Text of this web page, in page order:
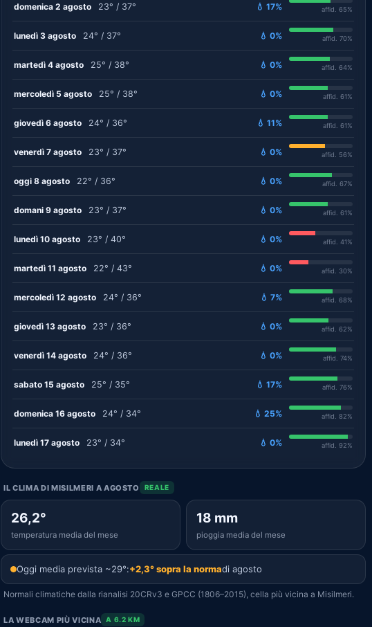
domenica 2 agosto 23° / 37° 💧 17% affid. 65%
lunedì 3 agosto 24° / 37° 💧 0% affid. 70%
martedì 4 agosto 25° / 38° 💧 0% affid. 64%
mercoledì 5 agosto 25° / 38° 💧 0% affid. 61%
giovedì 6 agosto 24° / 36° 💧 11% affid. 61%
venerdì 7 agosto 23° / 37° 💧 0% affid. 56%
oggi 8 agosto 22° / 36° 💧 0% affid. 67%
domani 9 agosto 23° / 37° 💧 0% affid. 61%
lunedì 10 agosto 23° / 40° 💧 0% affid. 41%
martedì 11 agosto 22° / 43° 💧 0% affid. 30%
mercoledì 12 agosto 24° / 36° 💧 7% affid. 68%
giovedì 13 agosto 23° / 36° 💧 0% affid. 62%
venerdì 14 agosto 24° / 36° 💧 0% affid. 74%
sabato 15 agosto 25° / 35° 💧 17% affid. 76%
domenica 16 agosto 24° / 34° 💧 25% affid. 82%
lunedì 17 agosto 23° / 34° 💧 0% affid. 92%
IL CLIMA DI MISILMERI A AGOSTO REALE
26,2°
temperatura media del mese
18 mm
pioggia media del mese
Oggi media prevista ~29°:+2,3° sopra la normadi agosto
Normali climatiche dalla rianalisi 20CRv3 e GPCC (1806–2015), cella più vicina a Misilmeri.
LA WEBCAM PIÙ VICINA A 6.2 KM